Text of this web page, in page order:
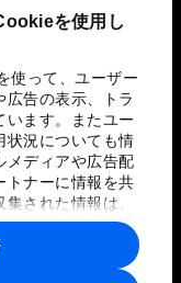
を使用し
使って、ユーザー
広告の表示、トラ
います。またユー
状況についても情
メディアや広告配
トナーに情報を共
された情報は、
に提供した他の情
スを使用した際
合わされ、各パー